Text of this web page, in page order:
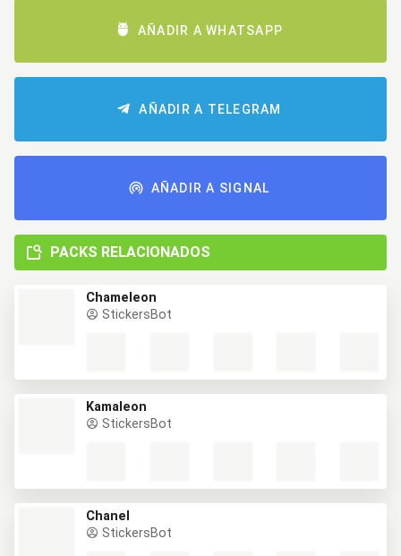
AÑADIR A WHATSAPP
AÑADIR A TELEGRAM
AÑADIR A SIGNAL
PACKS RELACIONADOS
Chameleon
StickersBot
Kamaleon
StickersBot
Chanel
StickersBot